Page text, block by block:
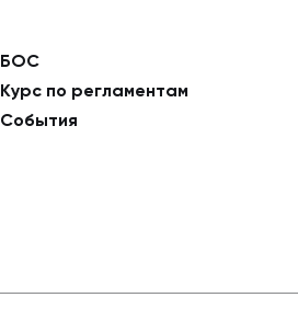
БОС
Курс по регламентам
События